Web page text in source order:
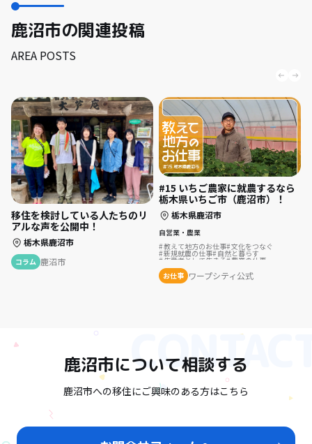
鹿沼市の関連投稿
AREA POSTS
移住を検討している人たちのリ
アルな声を公開中！
栃木県鹿沼市
コラム 鹿沼市
#15 いちご農家に就農するなら
栃木県いちご市（鹿沼市）！
栃木県鹿沼市
自営業・農業
教えて地方のお仕事 文化をつなぐ
新規就農の仕事 自然と暮らす
生産者として生きる 農業の仕事
お仕事 ワープシティ公式
鹿沼市について相談する
鹿沼市への移住にご興味のある方はこちら